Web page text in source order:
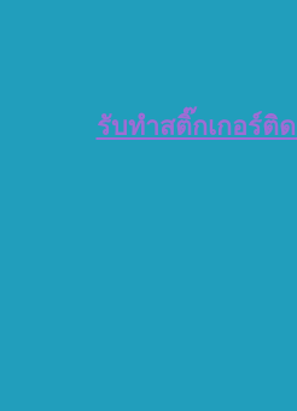
รับทำสติ๊กเกอร์ติ